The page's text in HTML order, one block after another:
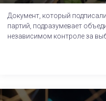
Документ, который
партий, подразумевает
независимом контроле за